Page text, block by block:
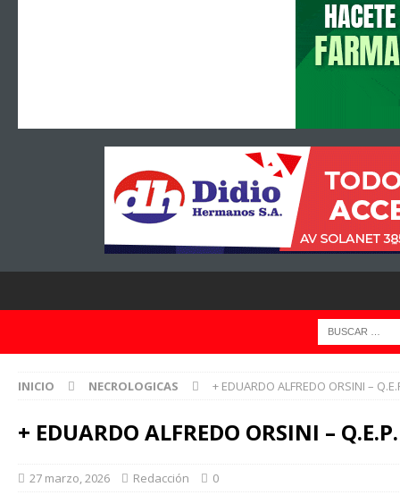
INICIO NECROLOGICAS + EDUARDO ALFREDO ORSINI –
+ EDUARDO ALFREDO ORSINI –
27 marzo, 2026 Redacción 0